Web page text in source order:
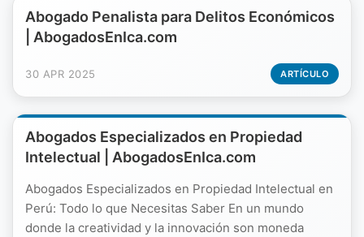
Abogado Penalista para Delitos Económicos
| AbogadosEnIca.com
30 APR 2025 ARTÍCULO
Abogados Especializados en Propiedad
Intelectual | AbogadosEnIca.com
Abogados Especializados en Propiedad Intelectual en
Perú: Todo lo que Necesitas Saber En un mundo
donde la creatividad y la innovación son moneda